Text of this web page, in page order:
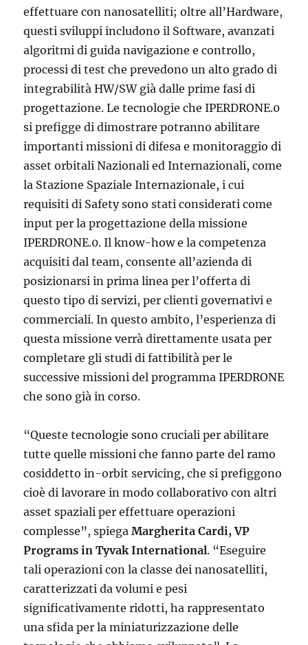
effettuare con nanosatelliti; oltre all’Hardware,
questi sviluppi includono il Software, avanzati
algoritmi di guida navigazione e controllo,
processi di test che prevedono un alto grado di
integrabilità HW/SW già dalle prime fasi di
progettazione. Le tecnologie che IPERDRONE.0
si prefigge di dimostrare potranno abilitare
importanti missioni di difesa e monitoraggio di
asset orbitali Nazionali ed Internazionali, come
la Stazione Spaziale Internazionale, i cui
requisiti di Safety sono stati considerati come
input per la progettazione della missione
IPERDRONE.0. Il know-how e la competenza
acquisiti dal team, consente all’azienda di
posizionarsi in prima linea per l’offerta di
questo tipo di servizi, per clienti governativi e
commerciali. In questo ambito, l’esperienza di
questa missione verrà direttamente usata per
completare gli studi di fattibilità per le
successive missioni del programma IPERDRONE
che sono già in corso.
“Queste tecnologie sono cruciali per abilitare
tutte quelle missioni che fanno parte del ramo
cosiddetto in-orbit servicing, che si prefiggono
cioè di lavorare in modo collaborativo con altri
asset spaziali per effettuare operazioni
complesse”, spiegaMargherita Cardi, VP
Programs in Tyvak International. “Eseguire
tali operazioni con la classe dei nanosatelliti,
caratterizzati da volumi e pesi
significativamente ridotti, ha rappresentato
una sfida per la miniaturizzazione delle